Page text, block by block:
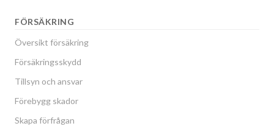
FÖRSÄKRING
Översikt försäkring
Försäkringsskydd
Tillsyn och ansvar
Förebygg skador
Skapa förfrågan